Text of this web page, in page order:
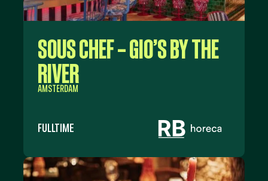
SOUS CHEF – GIO’S BY THE
RIVER
AMSTERDAM
FULLTIME